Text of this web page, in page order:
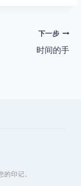
下一步
时间的手
的印记。